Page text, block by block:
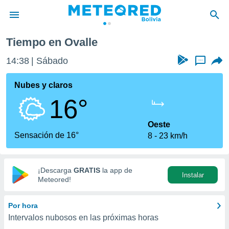
de
ha
calidad.
a este
las
y
digital
basada
Tiempo en Ovalle
14:39 Sábado ...
Nubes y claros
16°
Sensación de 16°
Oeste
8
23 km/h
¡Descarga GRATIS la app de
Meteored!
Instalar
Por hora
Intervalos nubosos en las próximas horas